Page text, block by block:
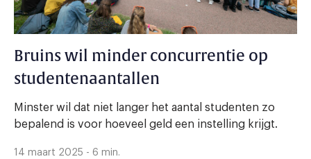
Bruins wil minder concurrentie op
studentenaantallen
Minster wil dat niet langer het aantal studenten zo
bepalend is voor hoeveel geld een instelling krijgt.
14 maart 2025 - 6 min.